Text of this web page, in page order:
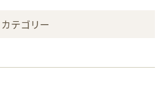
カテゴリー